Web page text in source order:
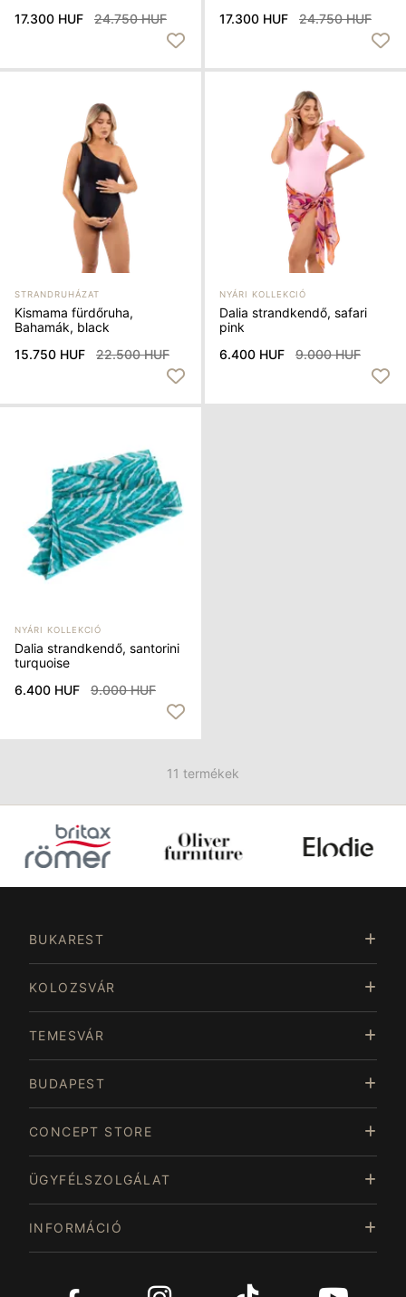
17.300 HUF
24.750 HUF
17.300 HUF
24.750 HUF
STRANDRUHÁZAT
Kismama fürdőruha,
Bahamák, black
15.750 HUF
22.500 HUF
NYÁRI KOLLEKCIÓ
Dalia strandkendő, safari
pink
6.400 HUF
9.000 HUF
NYÁRI KOLLEKCIÓ
Dalia strandkendő, santorini
turquoise
6.400 HUF
9.000 HUF
11 termékek
Item
BUKAREST
KOLOZSVÁR
TEMESVÁR
BUDAPEST
CONCEPT STORE
ÜGYFÉLSZOLGÁLAT
INFORMÁCIÓ